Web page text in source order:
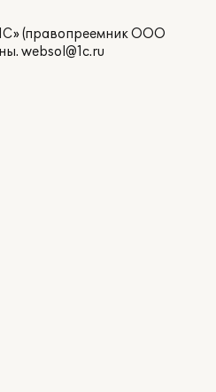
(правопреемник ООО
websol@1c.ru